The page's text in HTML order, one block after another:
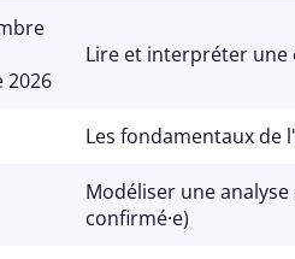
2026
Lire et interpréter une
Les fondamentaux de
Modéliser une analyse
confirmé·e)